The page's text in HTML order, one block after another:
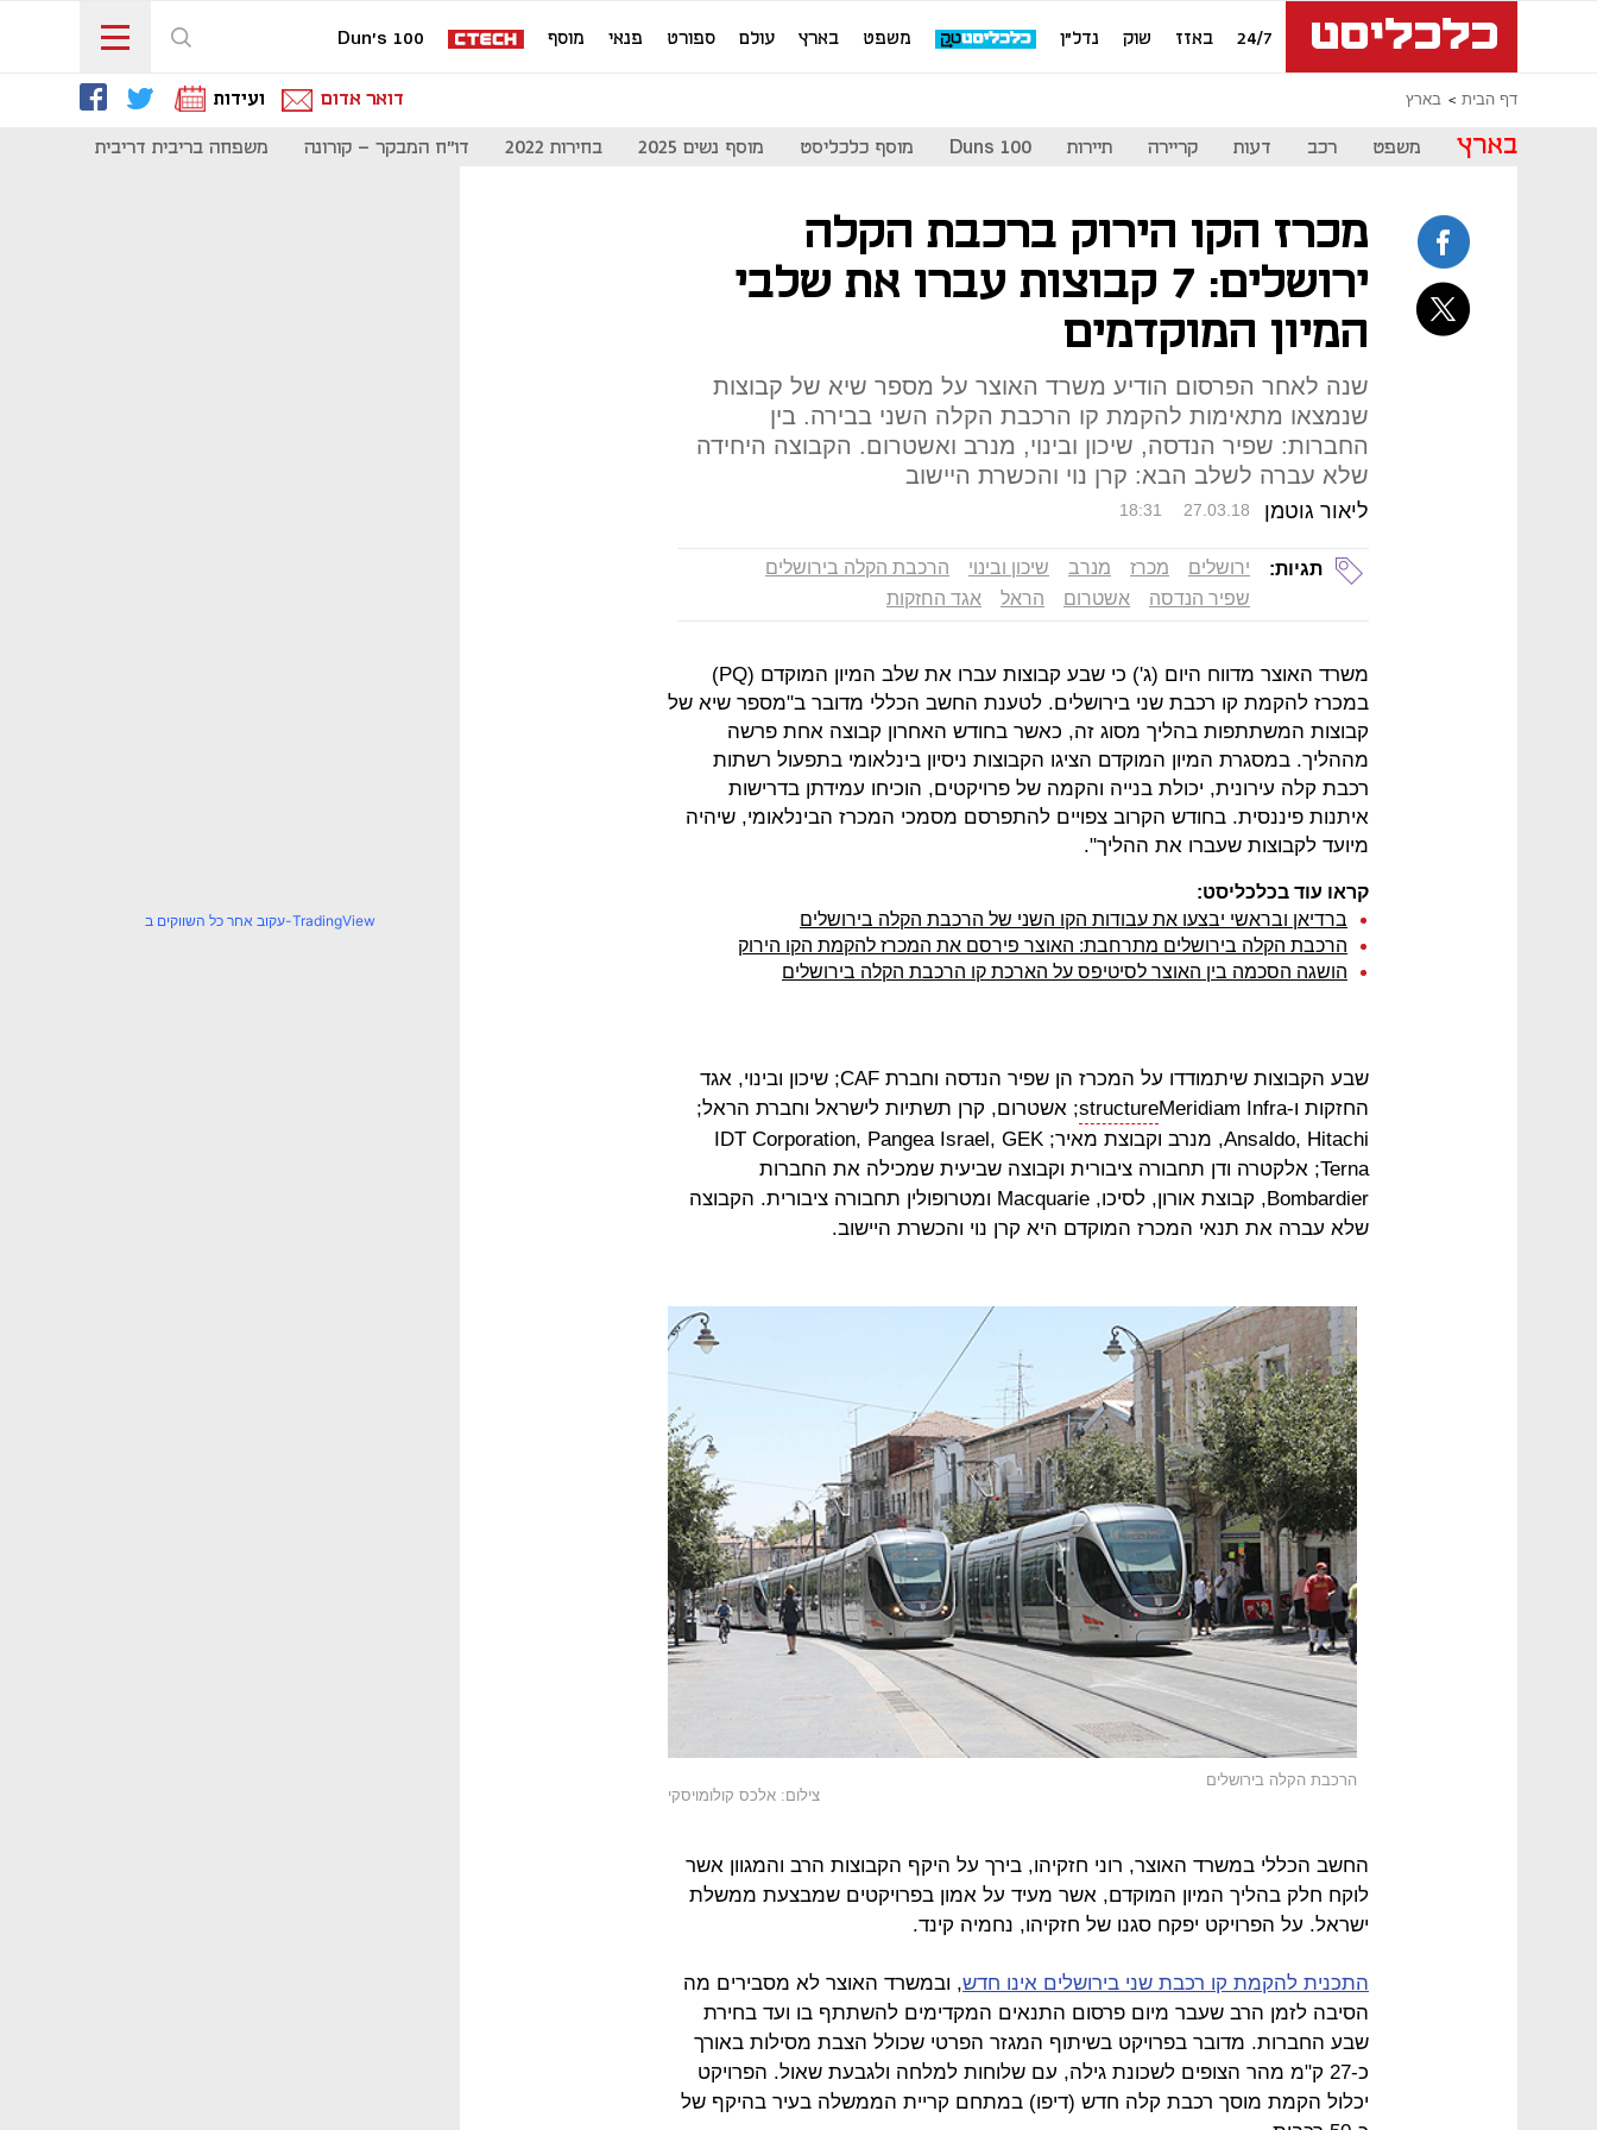
24/7 באזז שוק נדל"ן משפט בארץ עולם ספורט פנאי מוסף Dun's 100
דף הבית בארץ דואר אדום ועידות
בארץ משפט רכב דעות קריירה תיירות Duns 100 מוסף כלכליסט מוסף נשים 2025 בחירות 2022 דו"ח המבקר - קורונה משפחה בריבית דריבית
מכרז הקו הירוק ברכבת הקלה
ירושלים: 7 קבוצות עברו את שלבי
המיון המוקדמים
שנה לאחר הפרסום הודיע משרד האוצר על מספר שיא של קבוצות
שנמצאו מתאימות להקמת קו הרכבת הקלה השני בבירה. בין
החברות: שפיר הנדסה, שיכון ובינוי, מנרב ואשטרום. הקבוצה היחידה
שלא עברה לשלב הבא: קרן נוי והכשרת היישוב
ליאור גוטמן 18:31 27.03.18
תגיות: ירושלים מכרז מנרב שיכון ובינוי
הרכבת הקלה בירושלים
שפיר הנדסה
אשטרום הראל אגד החזקות
משרד האוצר מדווח היום (ג') כי שבע קבוצות עברו את שלב המיון המוקדם (PQ)
במכרז להקמת קו רכבת שני בירושלים. לטענת החשב הכללי מדובר ב"מספר שיא של
קבוצות המשתתפות בהליך מסוג זה, כאשר בחודש האחרון קבוצה אחת פרשה
מההליך. במסגרת המיון המוקדם הציגו הקבוצות ניסיון בינלאומי בתפעול רשתות
רכבת קלה עירונית, יכולת בנייה והקמה של פרויקטים, הוכיחו עמידתן בדרישות
איתנות פיננסית. בחודש הקרוב צפויים להתפרסם מסמכי המכרז הבינלאומי, שיהיה
מיועד לקבוצות שעברו את ההליך".
קראו עוד בכלכליסט:
ברדיאן ובראשי יבצעו את עבודות הקו השני של הרכבת הקלה בירושלים
הרכבת הקלה בירושלים מתרחבת: האוצר פירסם את המכרז להקמת הקו הירוק
הושגה הסכמה בין האוצר לסיטיפס על הארכת קו הרכבת הקלה בירושלים
שבע הקבוצות שיתמודדו על המכרז הן שפיר הנדסה וחברת CAF; שיכון ובינוי, אגד
החזקות ו-Meridiam Infra
structure; אשטרום, קרן תשתיות לישראל וחברת הראל;
Ansaldo, Hitachi, מנרב וקבוצת מאיר; IDT Corporation, Pangea Israel, GEK
Terna; אלקטרה ודן תחבורה ציבורית וקבוצה שביעית שמכילה את החברות
Bombardier, קבוצת אורון, לסיכו, Macquarie ומטרופולין תחבורה ציבורית. הקבוצה
שלא עברה את תנאי המכרז המוקדם היא קרן נוי והכשרת היישוב.
הרכבת הקלה בירושלים
צילום: אלכס קולומויסקי
החשב הכללי במשרד האוצר, רוני חזקיהו, בירך על היקף הקבוצות הרב והמגוון אשר
לוקח חלק בהליך המיון המוקדם, אשר מעיד על אמון בפרויקטים שמבצעת ממשלת
ישראל. על הפרויקט יפקח סגנו של חזקיהו, נחמיה קינד.
התכנית להקמת קו רכבת שני בירושלים אינו חדש, ובמשרד האוצר לא מסבירים מה
הסיבה לזמן הרב שעבר מיום פרסום התנאים המקדימים להשתתף בו ועד בחירת
שבע החברות. מדובר בפרויקט בשיתוף המגזר הפרטי שכולל הצבת מסילות באורך
כ-27 ק"מ מהר הצופים לשכונת גילה, עם שלוחות למלחה ולגבעת שאול. הפרויקט
יכלול הקמת מוסך רכבת קלה חדש (דיפו) במתחם קריית הממשלה בעיר בהיקף של
עקוב אחר כל השווקים ב-TradingView